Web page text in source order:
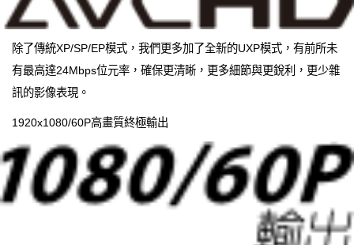
除了傳統XP/SP/EP模式，我們更多加了全新的UXP模式，有前所未
有最高達24Mbps位元率，確保更清晰，更多細節與更銳利，更少雜
訊的影像表現。
1920x1080/60P高畫質終極輸出